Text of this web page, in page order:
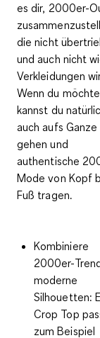
es dir, 2000er-
die nicht
und auch nicht
Verkleidungen
Wenn du
kannst du
auch aufs Ganze
gehen und
authentische
Mode von Kopf
Fuß tragen.
Kombiniere
2000er-
moderne
Silhouetten:
Crop Top
zum Beispiel